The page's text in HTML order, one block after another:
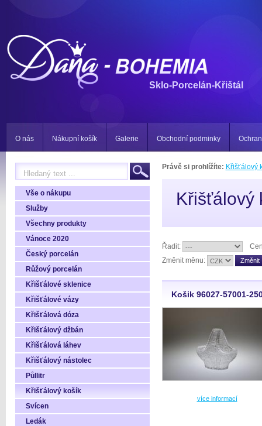
Sklo-Porcelán-Křištál
O nás Nákupní košík Galerie Obchodní podminky
Vše o nákupu
Služby
Všechny produkty
Vánoce 2020
Český porcelán
Růžový porcelán
Křišťálové sklenice
Křišťálové vázy
Křišťálová dóza
Křišťálový džbán
Křišťálová láhev
Křišťálový nástolec
Půllitr
Křišťálový košík
Svícen
Ledák
Právě si prohlížíte: Křišťálový
Křišťálový
Řadit:
Změnit měnu:
Košik 96027-57001-
více informací